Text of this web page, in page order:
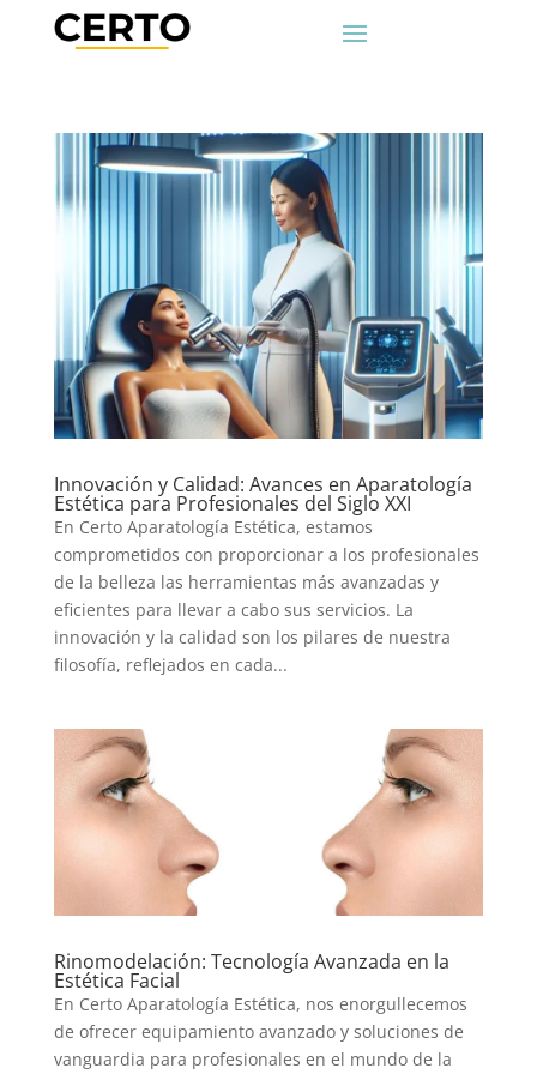
Innovación y Calidad: Avances en Aparatología
Estética para Profesionales del Siglo XXI
En Certo Aparatología Estética, estamos
comprometidos con proporcionar a los profesionales
de la belleza las herramientas más avanzadas y
eficientes para llevar a cabo sus servicios. La
innovación y la calidad son los pilares de nuestra
filosofía, reflejados en cada...
Rinomodelación: Tecnología Avanzada en la
Estética Facial
En Certo Aparatología Estética, nos enorgullecemos
de ofrecer equipamiento avanzado y soluciones de
vanguardia para profesionales en el mundo de la